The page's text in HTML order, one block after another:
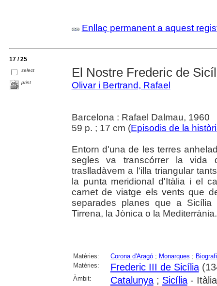
Enllaç permanent a aquest
17 / 25
select
print
El Nostre Frederic de
Olivar i Bertrand, Rafael
Barcelona : Rafael Dalmau, 1960
59 p. ; 17 cm (Episodis de la
Entorn d'una de les terres
segles va transcórrer la vida
traslladàvem a l'illa triangular
la punta meridional d'Itàlia i el
carnet de viatge els vents que
separades planes que a
Tirrena, la Jònica o la
Matèries: Corona d'Aragó; Monarques ;
Matèries:
Frederic III de Sicília
Àmbit: Catalunya; Sicília-